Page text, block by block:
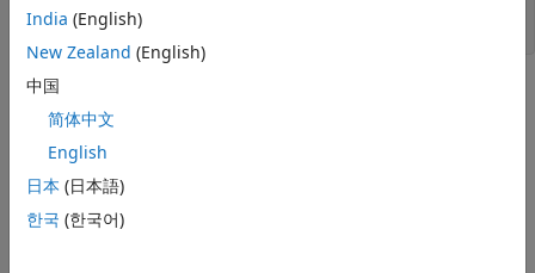
model = 'slrt_ex_serialbinarysplit'
India (English)
New Zealand (English)
中国
简体中文
English
日本 (日本語)
한국 (한국어)